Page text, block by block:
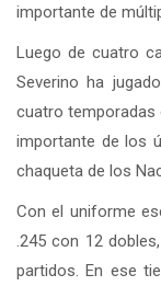
importante de
Luego de cuatro
Severino ha
cuatro temporadas
importante de los
chaqueta de los
Con el uniforme
.245 con 12
partidos. En ese